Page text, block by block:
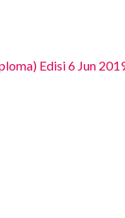
Edisi 6 Jun